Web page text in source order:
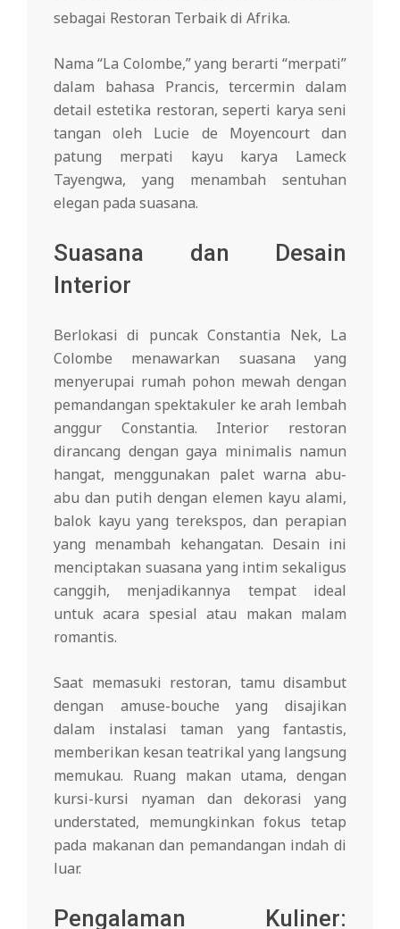
sebagai Restoran Terbaik di Afrika.
Nama “La Colombe,” yang berarti “merpati”
dalam bahasa Prancis, tercermin dalam
detail estetika restoran, seperti karya seni
tangan oleh Lucie de Moyencourt dan
patung merpati kayu karya Lameck
Tayengwa, yang menambah sentuhan
elegan pada suasana.
Suasana dan Desain
Interior
Berlokasi di puncak Constantia Nek, La
Colombe menawarkan suasana yang
menyerupai rumah pohon mewah dengan
pemandangan spektakuler ke arah lembah
anggur Constantia. Interior restoran
dirancang dengan gaya minimalis namun
hangat, menggunakan palet warna abu-
abu dan putih dengan elemen kayu alami,
balok kayu yang terekspos, dan perapian
yang menambah kehangatan. Desain ini
menciptakan suasana yang intim sekaligus
canggih, menjadikannya tempat ideal
untuk acara spesial atau makan malam
romantis.
Saat memasuki restoran, tamu disambut
dengan amuse-bouche yang disajikan
dalam instalasi taman yang fantastis,
memberikan kesan teatrikal yang langsung
memukau. Ruang makan utama, dengan
kursi-kursi nyaman dan dekorasi yang
understated, memungkinkan fokus tetap
pada makanan dan pemandangan indah di
luar.
Pengalaman Kuliner: